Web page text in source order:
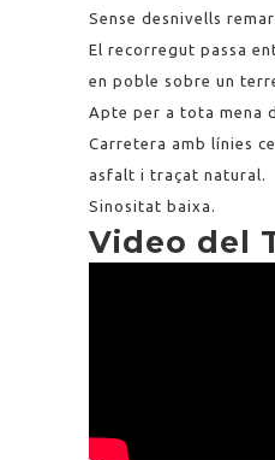
Sense desnivells
El recorregut passa
en poble sobre un
Apte per a tota mena
Carretera amb línies
asfalt i traçat natural.
Sinositat baixa.
Video del